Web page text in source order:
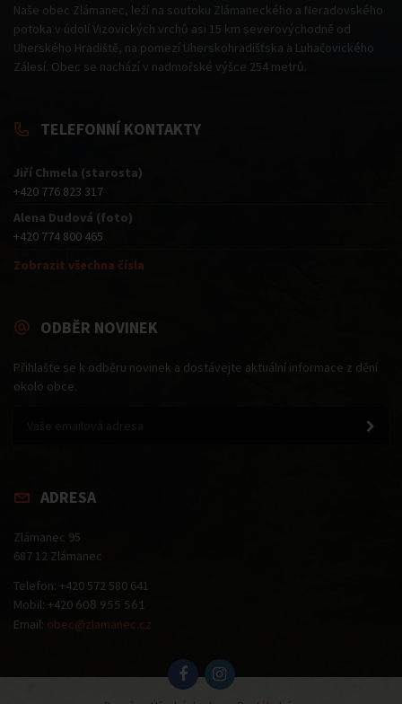
Naše obec Zlámanec, leží na soutoku Zlámaneckého a Neradovského
potoka v údolí Vizovických vrchů asi 15 km severovýchodně od
Uherského Hradiště, na pomezí Uherskohradišťska a Luhačovického
Zálesí. Obec se nachází v nadmořské výšce 254 metrů.
TELEFONNÍ KONTAKTY
Jiří Chmela (starosta)
+420 776 823 317
Alena Dudová (foto)
+420 774 800 465
Zobrazit všechna čísla
ODBĚR NOVINEK
Přihlašte se k odběru novinek a dostávejte aktuální informace z dění
okolo obce.
ADRESA
Zlámanec 95
687 12 Zlámanec
Telefon: +420 572 580 641
Mobil: +420 608 955 561
Email: obec@zlamanec.cz